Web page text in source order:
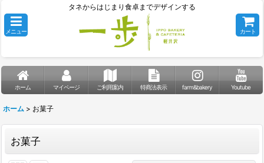
タネからはじまり食卓までデザインする
メニュー カート
ホーム マイページ ご利用案内 特商法表示 farm&bakery Youtube
ホーム > お菓子
お菓子